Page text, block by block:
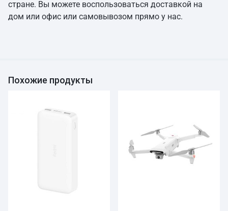
стране. Вы можете воспользоваться доставкой на
дом или офис или самовывозом прямо у нас.
Похожие продукты